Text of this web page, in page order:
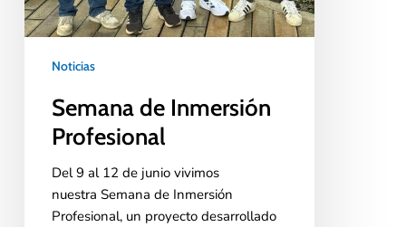
Noticias
Semana de Inmersión
Profesional
Del 9 al 12 de junio vivimos
nuestra Semana de Inmersión
Profesional, un proyecto desarrollado